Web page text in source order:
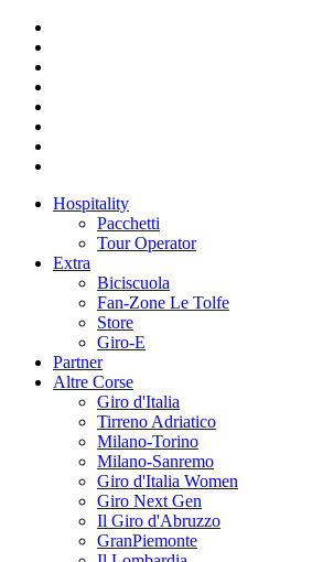
Hospitality
Pacchetti
Tour Operator
Extra
Biciscuola
Fan-Zone Le Tolfe
Store
Giro-E
Partner
Altre Corse
Giro d'Italia
Tirreno Adriatico
Milano-Torino
Milano-Sanremo
Giro d'Italia Women
Giro Next Gen
Il Giro d'Abruzzo
GranPiemonte